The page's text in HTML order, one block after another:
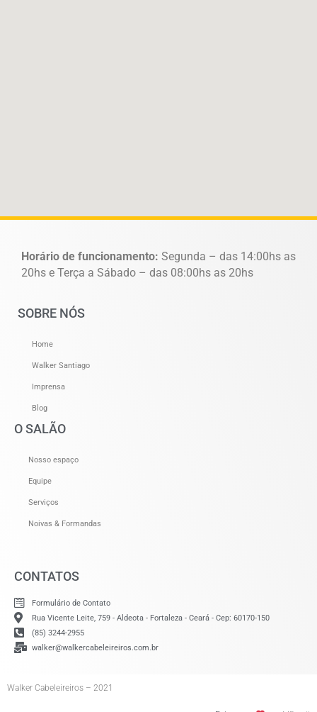
Horário de funcionamento: Segunda – das 14:00hs as
20hs e Terça a Sábado – das 08:00hs as 20hs
SOBRE NÓS
Home
Walker Santiago
Imprensa
Blog
O SALÃO
Nosso espaço
Equipe
Serviços
Noivas & Formandas
CONTATOS
Formulário de Contato
Rua Vicente Leite, 759 - Aldeota - Fortaleza - Ceará - Cep: 60170-150
(85) 3244-2955
walker@walkercabeleireiros.com.br
Walker Cabeleireiros – 2021